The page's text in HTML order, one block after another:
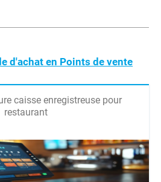
d'achat en Points de vente
caisse enregistreuse pour
restaurant